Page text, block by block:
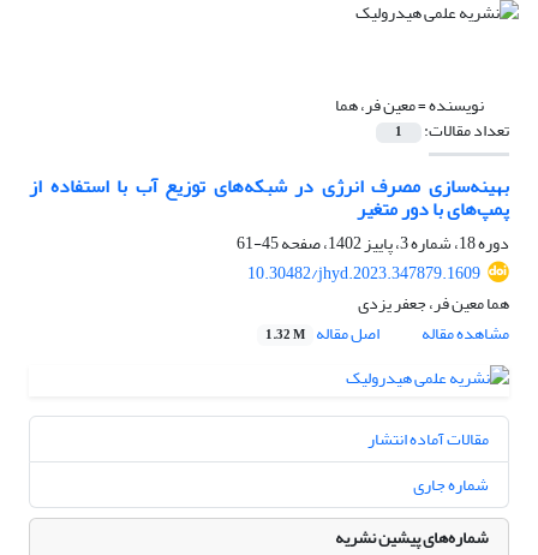
نویسنده =معین فر، هما
تعداد مقالات: 1
بهینه‌سازی مصرف انرژی در شبکه‌های توزیع آب با استفاده از
پمپ‌های با دور متغیر
دوره 18، شماره 3، پاییز 1402، صفحه
45-61
10.30482/jhyd.2023.347879.1609
هما معین فر، جعفر یزدی
مشاهده مقاله
اصل مقاله 1.32 M
مقالات آماده انتشار
شماره جاری
شماره‌های پیشین نشریه